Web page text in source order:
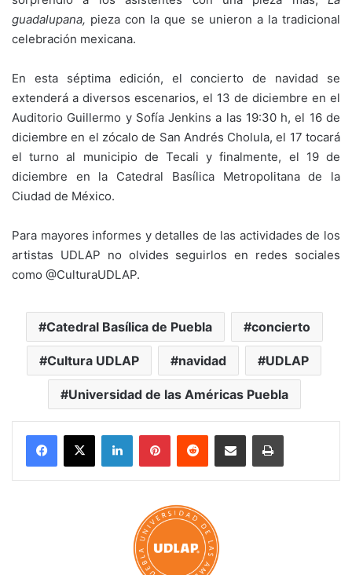
guadalupana, pieza con la que se unieron a la tradicional
celebración mexicana.
En esta séptima edición, el concierto de navidad se
extenderá a diversos escenarios, el 13 de diciembre en el
Auditorio Guillermo y Sofía Jenkins a las 19:30 h, el 16 de
diciembre en el zócalo de San Andrés Cholula, el 17 tocará
el turno al municipio de Tecali y finalmente, el 19 de
diciembre en la Catedral Basílica Metropolitana de la
Ciudad de México.
Para mayores informes y detalles de las actividades de los
artistas UDLAP no olvides seguirlos en redes sociales
como @CulturaUDLAP.
Catedral Basílica de Puebla concierto
Cultura UDLAP navidad UDLAP
Universidad de las Américas Puebla
LinkedInPinterestReddit Share via Email Print